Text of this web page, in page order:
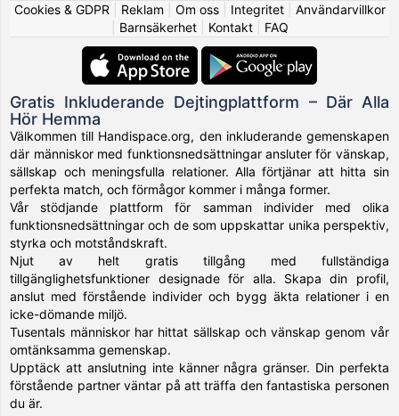
Cookies & GDPR
Reklam Om oss| Integritet| Användarvillkor
Barnsäkerhet| Kontakt| FAQ
Gratis Inkluderande Dejtingplattform – Där Alla
Hör Hemma
Välkommen till Handispace.org, den inkluderande gemenskapen
där människor med funktionsnedsättningar ansluter för vänskap,
sällskap och meningsfulla relationer. Alla förtjänar att hitta sin
perfekta match, och förmågor kommer i många former.
Vår stödjande plattform för samman individer med olika
funktionsnedsättningar och de som uppskattar unika perspektiv,
styrka och motståndskraft.
Njut av helt gratis tillgång med fullständiga
tillgänglighetsfunktioner designade för alla. Skapa din profil,
anslut med förstående individer och bygg äkta relationer i en
icke-dömande miljö.
Tusentals människor har hittat sällskap och vänskap genom vår
omtänksamma gemenskap.
Upptäck att anslutning inte känner några gränser. Din perfekta
förstående partner väntar på att träffa den fantastiska personen
du är.